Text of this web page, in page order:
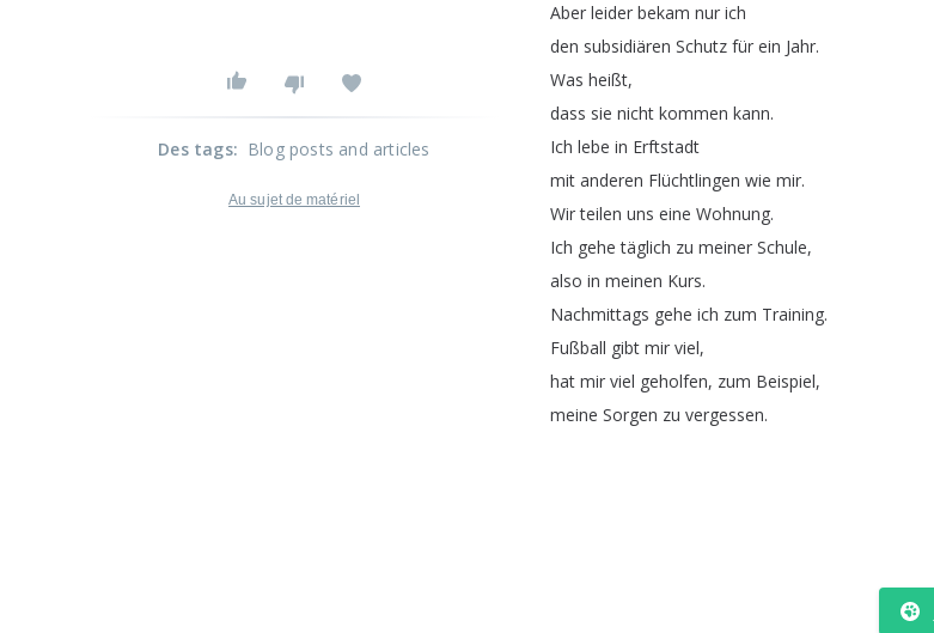
Aber leider bekam nur ich
den subsidiären Schutz für ein Jahr.
Was heißt,
dass sie nicht kommen kann.
Ich lebe in Erftstadt
mit anderen Flüchtlingen wie mir.
Wir teilen uns eine Wohnung.
Ich gehe täglich zu meiner Schule,
also in meinen Kurs.
Nachmittags gehe ich zum Training.
Fußball gibt mir viel,
hat mir viel geholfen, zum Beispiel,
meine Sorgen zu vergessen.
Des tags: Blog posts and articles
Au sujet de matériel